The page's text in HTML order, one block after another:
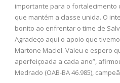
importante para o fortalecimento
que mantém a classe unida. O
bonito ao enfrentar o time de
Agradeço aqui o apoio que
Martone Maciel. Valeu e espero
aperfeiçoada a cada ano”,
Medrado (OAB-BA 46.985),